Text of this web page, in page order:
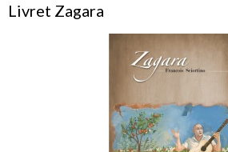
Livret Zagara